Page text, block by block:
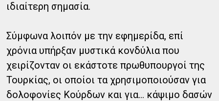
ιδιαίτερη σημασία.
Σύμφωνα λοιπόν με την εφημερίδα, επί
χρόνια υπήρξαν μυστικά κονδύλια που
χειρίζονταν οι εκάστοτε πρωθυπουργοί της
Τουρκίας, οι οποίοι τα χρησιμοποιούσαν για
δολοφονίες Κούρδων και για… κάψιμο δασών